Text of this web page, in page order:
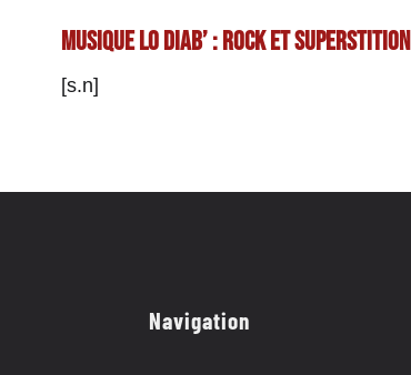
Musique lo diab’ : rock et superstition
[s.n]
Navigation